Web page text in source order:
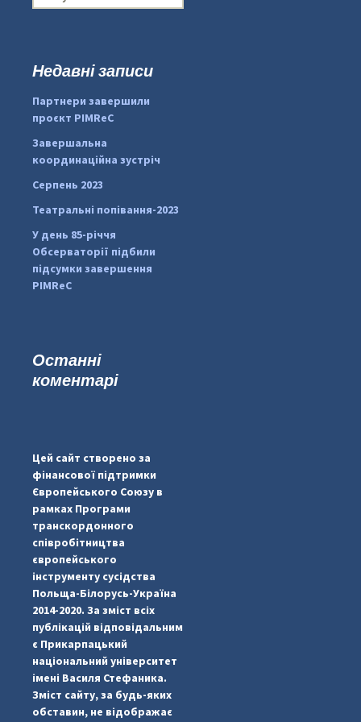
pimrec_project
о
:Недавні записи
Партнери завершили
проєкт PIMReC
Завершальна
координаційна зустріч
Серпень 2023
Театральні попівання-2023
У день 85-річчя
Обсерваторії підбили
підсумки завершення
PIMReC
Останні
коментарі
Цей сайт створено за
фінансової підтримки
Європейського Союзу в
рамках Програми
транскордонного
співробітництва
європейського
інструменту сусідства
Польща-Білорусь-Україна
2014-2020. За зміст всіх
публікацій відповідальним
є Прикарпацький
національний університет
імені Василя Стефаника.
Зміст сайту, за будь-яких
обставин, не відображає